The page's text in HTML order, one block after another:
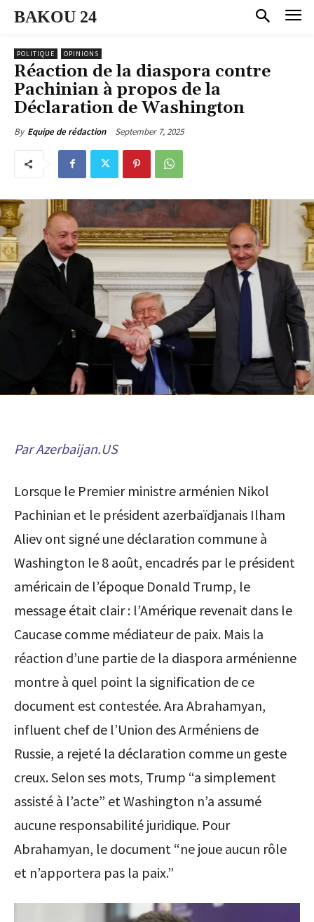
BAKOU 24
POLITIQUE OPINIONS
Réaction de la diaspora contre
Pachinian à propos de la
Déclaration de Washington
By Equipe de rédaction September 7, 2025
Par Azerbaijan.US
Lorsque le Premier ministre arménien Nikol
Pachinian et le président azerbaïdjanais Ilham
Aliev ont signé une déclaration commune à
Washington le 8 août, encadrés par le président
américain de l’époque Donald Trump, le
message était clair : l’Amérique revenait dans le
Caucase comme médiateur de paix. Mais la
réaction d’une partie de la diaspora arménienne
montre à quel point la signification de ce
document est contestée. Ara Abrahamyan,
influent chef de l’Union des Arméniens de
Russie, a rejeté la déclaration comme un geste
creux. Selon ses mots, Trump “a simplement
assisté à l’acte” et Washington n’a assumé
aucune responsabilité juridique. Pour
Abrahamyan, le document “ne joue aucun rôle
et n’apportera pas la paix.”